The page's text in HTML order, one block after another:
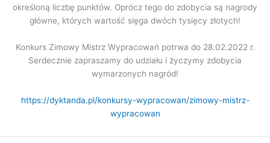
określoną liczbę punktów. Oprócz tego do zdobycia są nagrody
główne, których wartość sięga dwóch tysięcy złotych!
Konkurs Zimowy Mistrz Wypracowań potrwa do 28.02.2022 r.
Serdecznie zapraszamy do udziału i życzymy zdobycia
wymarzonych nagród!
https://dyktanda.pl/konkursy-wypracowan/zimowy-mistrz-
wypracowan